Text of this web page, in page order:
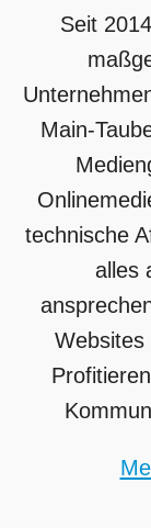
Seit
Main-
technische
alles
Websites